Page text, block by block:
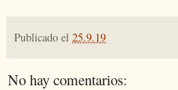
Publicado el 25.9.19
No hay comentarios: